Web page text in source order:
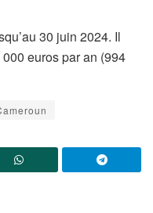
30 juin 2024. Il
euros par an (994